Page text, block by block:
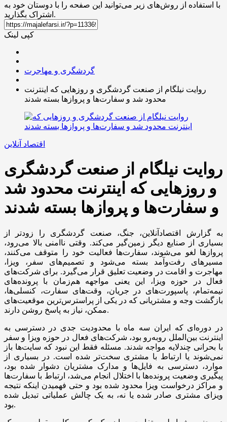
با استفاده از روش‌های زیر می‌توانید این صفحه را با دوستان خود به
اشتراک بگذارید.
کپی لینک
گردشگری و مهاجرت
روایت نیلگام از صنعت گردشگری و روزهایی که اینترنت
محدود شد و سفارت‌ها و پروازها بسته شدند
اقتصاد آنلاین
روایت نیلگام از صنعت گردشگری
و روزهایی که اینترنت محدود شد
و سفارت‌ها و پروازها بسته شدند
به گزارش اقتصادآنلاین، جنگ، صنعت گردشگری را زودتر از
بسیاری از صنایع دیگر زمین‌گیر می‌کند. وقتی ناامنی بالا می‌رود،
پروازها لغو می‌شوند، سفارت‌ها فعالیت خود را متوقف می‌کنند،
مسیرهای رفت‌وآمد بسته می‌شود و تصمیم‌های سفر، ویزا،
مهاجرت و اقامت در وضعیت تعلیق قرار می‌گیرد. برای شرکت‌های
فعال در حوزه ویزا، این یعنی مواجهه هم‌زمان با پرونده‌های
نیمه‌تمام، پاسپورت‌های در جریان، وقت‌های سفارت، کنسلی‌ها،
بازگشت وجه و مشتریانی که در یکی از پراسترس‌ترین موقعیت‌های
ممکن، نیاز به پاسخ روشن دارند.
در دوره‌ای که ایران سه ماه با محدودیت جدی در دسترسی به
اینترنت بین‌الملل روبه‌رو بود، شرکت‌های فعال در حوزه ویزا و سفر
با بحرانی چندلایه مواجه شدند. مسئله فقط این نبود که سایت‌ها باز
نمی‌شوند یا ارتباط با مشتری سخت‌تر شده است. در بسیاری از
موارد، دسترسی به فایل‌ها و مدارک مشتریان دشوار شده بود،
پیگیری وضعیت پرونده‌ها با اختلال انجام می‌شد، ارتباط با سفارت‌ها
و مراکز درخواست ویزا محدود شده بود و حتی فهمیدن اینکه نتیجه
ویزای مشتری صادر شده یا نه، به یک چالش عملیاتی تبدیل شده
بود.